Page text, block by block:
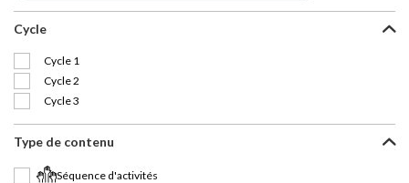
Cycle
Cycle 1
Cycle 2
Cycle 3
Type de contenu
Séquence d'activités